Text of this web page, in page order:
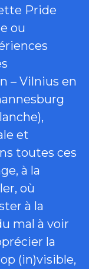
Pride
ou
– Vilnius en
et
toutes ces
à la
où
à la
mal à voir
la
(in)visible,